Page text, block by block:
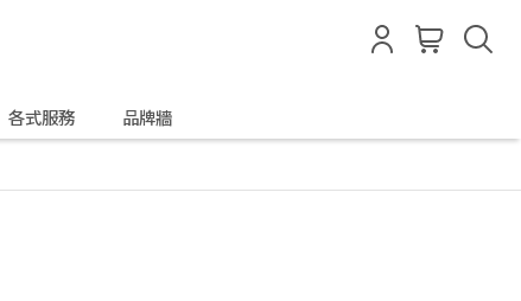
各式服務 品牌牆